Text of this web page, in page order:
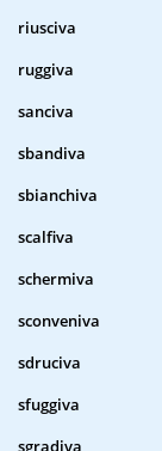
riusciva
ruggiva
sanciva
sbandiva
sbianchiva
scalfiva
schermiva
sconveniva
sdruciva
sfuggiva
sgradiva